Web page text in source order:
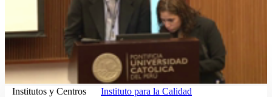
Institutos y Centros Instituto para la Calidad